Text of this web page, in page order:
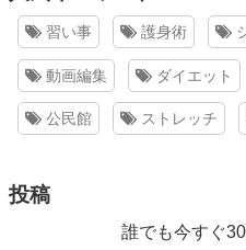
習い事 護身術
動画編集 ダイエット
公民館 ストレッチ
投稿
誰でも今すぐ